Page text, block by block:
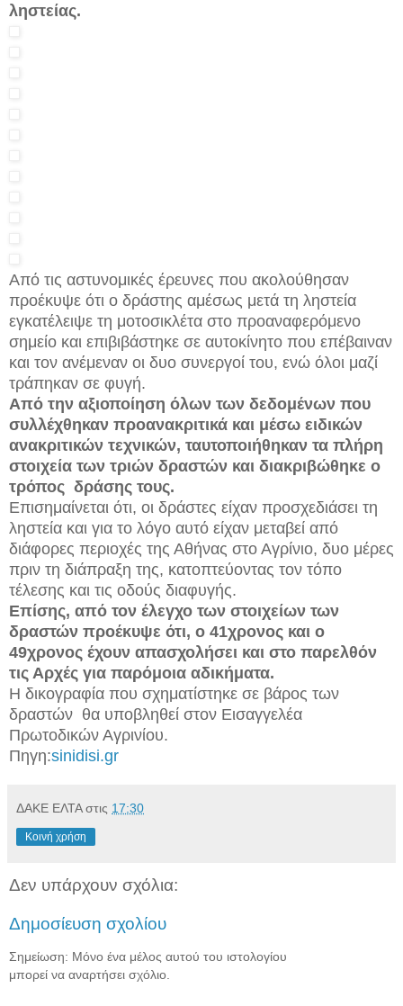
ληστείας.
Από τις αστυνομικές έρευνες που ακολούθησαν
προέκυψε ότι ο δράστης αμέσως μετά τη ληστεία
εγκατέλειψε τη μοτοσικλέτα στο προαναφερόμενο
σημείο και επιβιβάστηκε σε αυτοκίνητο που επέβαιναν
και τον ανέμεναν οι δυο συνεργοί του, ενώ όλοι μαζί
τράπηκαν σε φυγή.
Από την αξιοποίηση όλων των δεδομένων που
συλλέχθηκαν προανακριτικά και μέσω ειδικών
ανακριτικών τεχνικών, ταυτοποιήθηκαν τα πλήρη
στοιχεία των τριών δραστών και διακριβώθηκε ο
τρόπος δράσης τους.
Επισημαίνεται ότι, οι δράστες είχαν προσχεδιάσει τη
ληστεία και για το λόγο αυτό είχαν μεταβεί από
διάφορες περιοχές της Αθήνας στο Αγρίνιο, δυο μέρες
πριν τη διάπραξη της, κατοπτεύοντας τον τόπο
τέλεσης και τις οδούς διαφυγής.
Επίσης, από τον έλεγχο των στοιχείων των
δραστών προέκυψε ότι, ο 41χρονος και ο
49χρονος έχουν απασχολήσει και στο παρελθόν
τις Αρχές για παρόμοια αδικήματα.
Η δικογραφία που σχηματίστηκε σε βάρος των
δραστών θα υποβληθεί στον Εισαγγελέα
Πρωτοδικών Αγρινίου.
Πηγη:sinidisi.gr
ΔΑΚΕ ΕΛΤΑ στις 17:30
Κοινή χρήση
Δεν υπάρχουν σχόλια:
Δημοσίευση σχολίου
Σημείωση: Μόνο ένα μέλος αυτού του ιστολογίου
μπορεί να αναρτήσει σχόλιο.